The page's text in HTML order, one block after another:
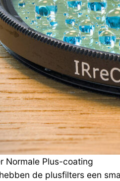
Normale Plus-coating
de plusfilters een